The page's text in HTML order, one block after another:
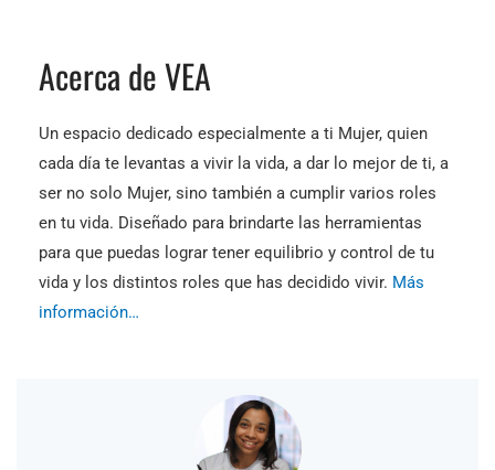
Acerca de VEA
Un espacio dedicado especialmente a ti Mujer, quien
cada día te levantas a vivir la vida, a dar lo mejor de ti, a
ser no solo Mujer, sino también a cumplir varios roles
en tu vida. Diseñado para brindarte las herramientas
para que puedas lograr tener equilibrio y control de tu
vida y los distintos roles que has decidido vivir. Más
información…